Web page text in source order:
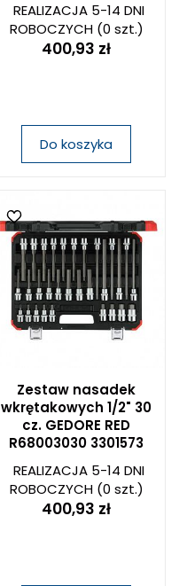
REALIZACJA 5-14 DNI
ROBOCZYCH(0 szt.)
400,93 zł
Do koszyka
Zestaw nasadek
wkrętakowych 1/2" 30
cz. GEDORE RED
R68003030 3301573
REALIZACJA 5-14 DNI
ROBOCZYCH(0 szt.)
400,93 zł